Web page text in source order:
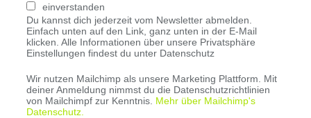
einverstanden
Du kannst dich jederzeit vom Newsletter abmelden.
Einfach unten auf den Link, ganz unten in der E-Mail
klicken. Alle Informationen über unsere Privatsphäre
Einstellungen findest du unter Datenschutz
Wir nutzen Mailchimp als unsere Marketing Plattform. Mit
deiner Anmeldung nimmst du die Datenschutzrichtlinien
von Mailchimpf zur Kenntnis. Mehr über Mailchimp's
Datenschutz.